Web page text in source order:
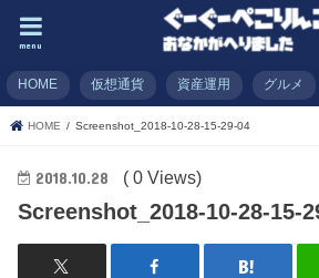
menu
HOME 仮想通貨 資産運用 グルメ
HOME Screenshot_2018-10-28-15-29-04
2018.10.28 ( 0 Views)
Screenshot_2018-10-28-15-